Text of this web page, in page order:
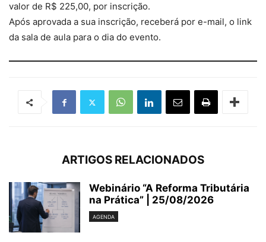
valor de R$ 225,00, por inscrição.
Após aprovada a sua inscrição, receberá por e-mail, o link
da sala de aula para o dia do evento.
ARTIGOS RELACIONADOS
Webinário “A Reforma Tributária
na Prática” | 25/08/2026
AGENDA